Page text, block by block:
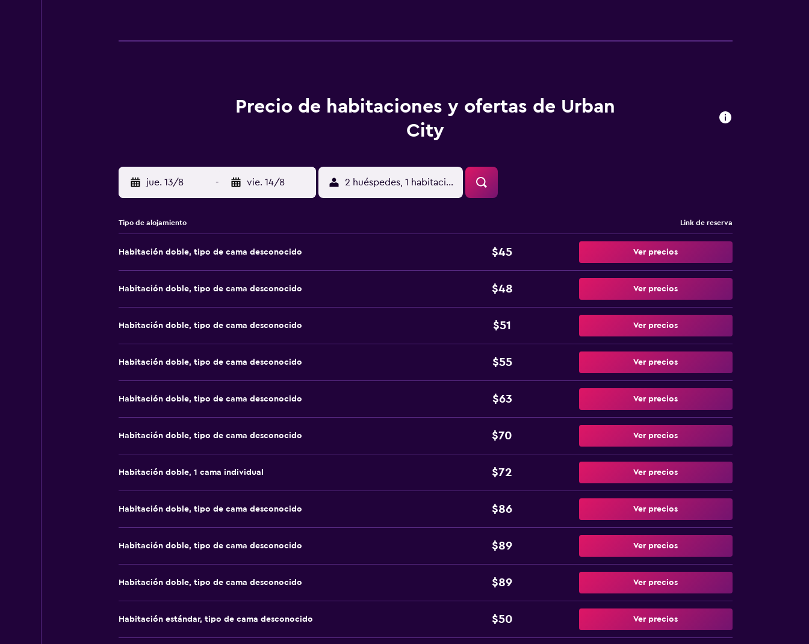
Precio de habitaciones y ofertas de Urban
City
jue. 13/8 - vie. 14/8 2 huéspedes, 1 habitación
Tipo de alojamiento Link de reserva
Habitación doble, tipo de cama desconocido $45 Ver precios
Habitación doble, tipo de cama desconocido $48 Ver precios
Habitación doble, tipo de cama desconocido $51 Ver precios
Habitación doble, tipo de cama desconocido $55 Ver precios
Habitación doble, tipo de cama desconocido $63 Ver precios
Habitación doble, tipo de cama desconocido $70 Ver precios
Habitación doble, 1 cama individual $72 Ver precios
Habitación doble, tipo de cama desconocido $86 Ver precios
Habitación doble, tipo de cama desconocido $89 Ver precios
Habitación doble, tipo de cama desconocido $89 Ver precios
Habitación estándar, tipo de cama desconocido $50 Ver precios